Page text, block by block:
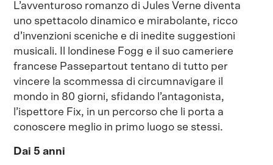
L’avventuroso romanzo di Jules Verne diventa
uno spettacolo dinamico e mirabolante, ricco
d’invenzioni sceniche e di inedite suggestioni
musicali. Il londinese Fogg e il suo cameriere
francese Passepartout tentano di tutto per
vincere la scommessa di circumnavigare il
mondo in 80 giorni, sfidando l’antagonista,
l’ispettore Fix, in un percorso che li porta a
conoscere meglio in primo luogo se stessi.
Dai 5 anni